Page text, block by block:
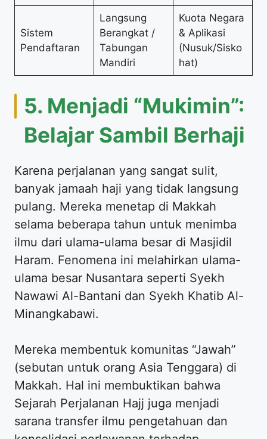
Sistem
Pendaftaran
Langsung
Berangkat /
Tabungan
Mandiri
Kuota Negara
& Aplikasi
(Nusuk/Sisko
hat)
5. Menjadi “Mukimin”:
Belajar Sambil Berhaji
Karena perjalanan yang sangat sulit,
banyak jamaah haji yang tidak langsung
pulang. Mereka menetap di Makkah
selama beberapa tahun untuk menimba
ilmu dari ulama-ulama besar di Masjidil
Haram. Fenomena ini melahirkan ulama-
ulama besar Nusantara seperti Syekh
Nawawi Al-Bantani dan Syekh Khatib Al-
Minangkabawi.
Mereka membentuk komunitas “Jawah”
(sebutan untuk orang Asia Tenggara) di
Makkah. Hal ini membuktikan bahwa
Sejarah Perjalanan Hajj juga menjadi
sarana transfer ilmu pengetahuan dan